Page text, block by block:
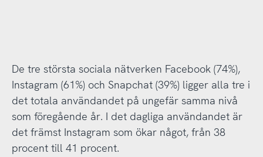
De tre största sociala nätverken Facebook (74%),
Instagram (61%) och Snapchat (39%) ligger alla tre i
det totala användandet på ungefär samma nivå
som föregående år. I det dagliga användandet är
det främst Instagram som ökar något, från 38
procent till 41 procent.